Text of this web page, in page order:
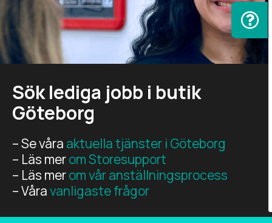
Sök lediga jobb i butik
Göteborg
– Se våra aktuella tjänster i Göteborg
– Läs merom Storesupport
– Läs merom vår anställningsprocess
– Våravanligaste frågor